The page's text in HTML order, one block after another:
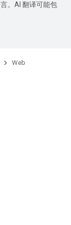
。AI 翻译可能包
Web